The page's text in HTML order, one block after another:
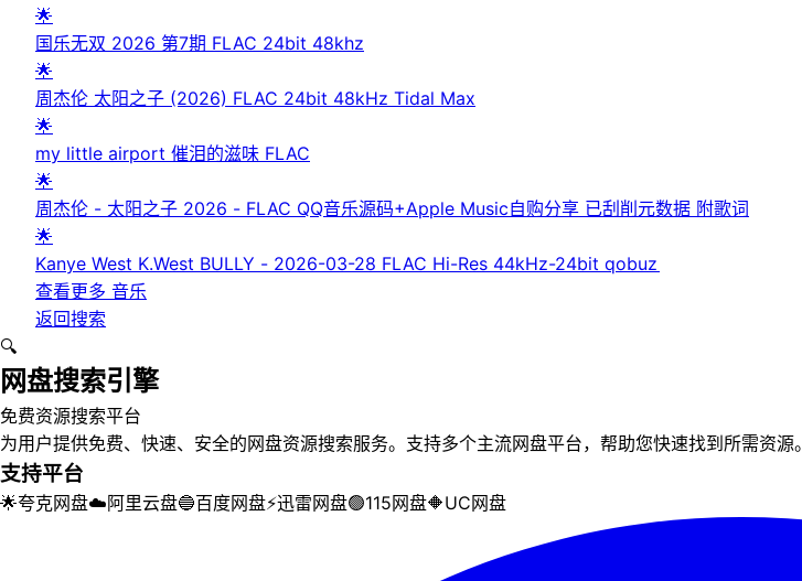
🌟
国乐无双 2026 第7期 FLAC 24bit 48khz
🌟
周杰伦 太阳之子 (2026) FLAC 24bit 48kHz Tidal Max
🌟
my little airport 催泪的滋味 FLAC
🌟
周杰伦 - 太阳之子 2026 - FLAC QQ音乐源码+Apple Music自购分享 已刮削元数据 附歌词
🌟
Kanye West K.West BULLY - 2026-03-28 FLAC Hi-Res 44kHz-24bit qobuz
查看更多 音乐
返回搜索
🔍
网盘搜索引擎
免费资源搜索平台
为用户提供免费、快速、安全的网盘资源搜索服务。支持多个主流网盘平台，帮助您快速找到所需资源。
支持平台
🌟夸克网盘☁️阿里云盘🔵百度网盘⚡迅雷网盘🟢115网盘🔶UC网盘